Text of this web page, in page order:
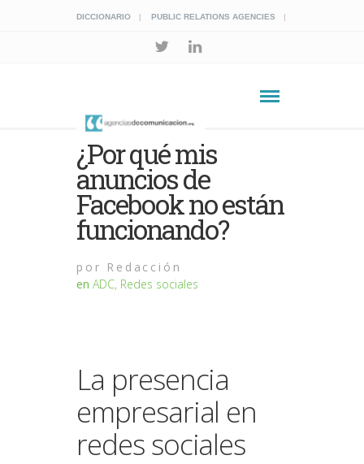
DICCIONARIO PUBLIC RELATIONS AGENCIES
¿Por qué mis
anuncios de
Facebook no están
funcionando?
por Redacción
en ADC, Redes sociales
La presencia
empresarial en
redes sociales